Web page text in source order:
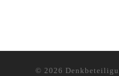
© 2026